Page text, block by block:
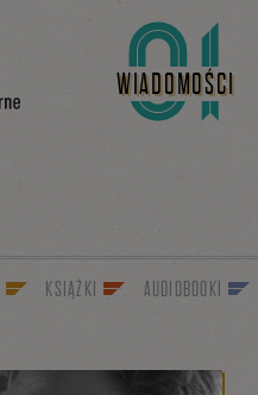
WIADOMOŚCI
KSIĄŻKI AUDIOBOOKI